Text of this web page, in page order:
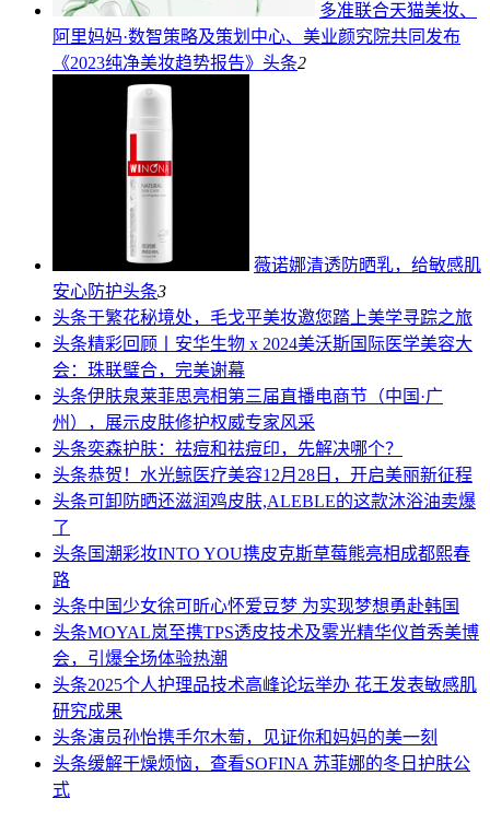
多准联合天猫美妆、
阿里妈妈·数智策略及策划中心、美业颜究院共同发布
《2023纯净美妆趋势报告》 头条2
薇诺娜清透防晒乳，给敏感肌
安心防护头条3
头条于繁花秘境处，毛戈平美妆邀您踏上美学寻踪之旅
头条精彩回顾丨安华生物 x 2024美沃斯国际医学美容大
会：珠联璧合，完美谢幕
头条伊肤泉莱菲思亮相第三届直播电商节（中国·广
州），展示皮肤修护权威专家风采
头条奕森护肤：祛痘和祛痘印，先解决哪个？
头条恭贺！水光鲸医疗美容12月28日，开启美丽新征程
头条可卸防晒还滋润鸡皮肤,ALEBLE的这款沐浴油卖爆
了
头条 国潮彩妆INTO YOU携皮克斯草莓熊亮相成都熙春
路
头条中国少女徐可昕心怀爱豆梦 为实现梦想勇赴韩国
头条MOYAL岚至携TPS透皮技术及雾光精华仪首秀美博
会，引爆全场体验热潮
头条2025个人护理品技术高峰论坛举办 花王发表敏感肌
研究成果
头条演员孙怡携手尔木萄，见证你和妈妈的美一刻
头条缓解干燥烦恼，查看SOFINA 苏菲娜的冬日护肤公
式